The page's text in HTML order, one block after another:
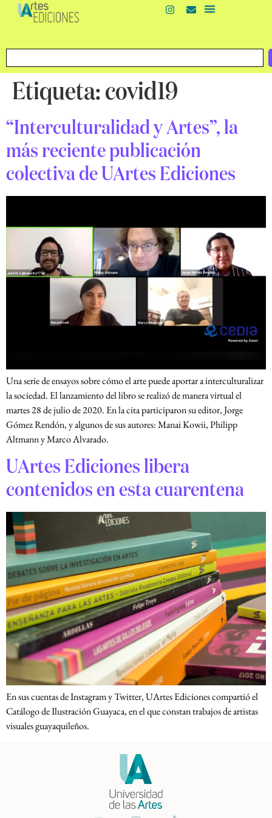
Etiqueta: covid19
“Interculturalidad y Artes”, la
más reciente publicación
colectiva de UArtes Ediciones
Una serie de ensayos sobre cómo el arte puede aportar a interculturalizar
la sociedad. El lanzamiento del libro se realizó de manera virtual el
martes 28 de julio de 2020. En la cita participaron su editor, Jorge
Gómez Rendón, y algunos de sus autores: Manai Kowii, Philipp
Altmann y Marco Alvarado.
UArtes Ediciones libera
contenidos en esta cuarentena
En sus cuentas de Instagram y Twitter, UArtes Ediciones compartió el
Catálogo de Ilustración Guayaca, en el que constan trabajos de artistas
visuales guayaquileños.